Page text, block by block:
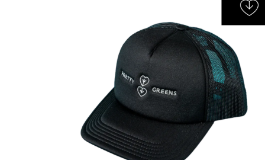
Καπέλα